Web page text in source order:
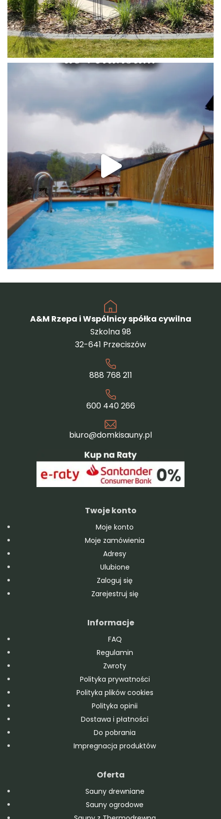
A&M Rzepa i Wspólnicy spółka cywilna
Szkolna 98
32-641 Przeciszów
888 768 211
600 440 266
biuro@domkisauny.pl
Twoje konto
Moje konto
Moje zamówienia
Adresy
Ulubione
Zaloguj się
Zarejestruj się
Informacje
FAQ
Regulamin
Zwroty
Polityka prywatności
Polityka plików cookies
Polityka opinii
Dostawa i płatności
Do pobrania
Impregnacja produktów
Oferta
Sauny drewniane
Sauny ogrodowe